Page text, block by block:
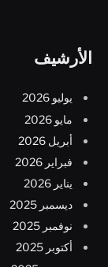
الأرشيف
يوليو 2026
مايو 2026
أبريل 2026
فبراير 2026
يناير 2026
ديسمبر 2025
نوفمبر 2025
أكتوبر 2025